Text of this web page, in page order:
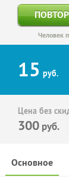
Человек
15 руб.
Цена без
300 руб.
Основное